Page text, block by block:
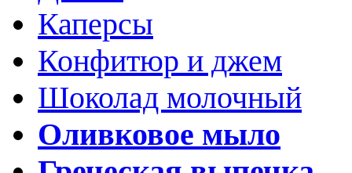
Каперсы
Конфитюр и джем
Шоколад молочный
Оливковое мыло